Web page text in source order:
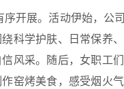
开展。活动伊始，公
科学护肤、日常保养
风采。随后，女职工
窑烤美食，感受烟火